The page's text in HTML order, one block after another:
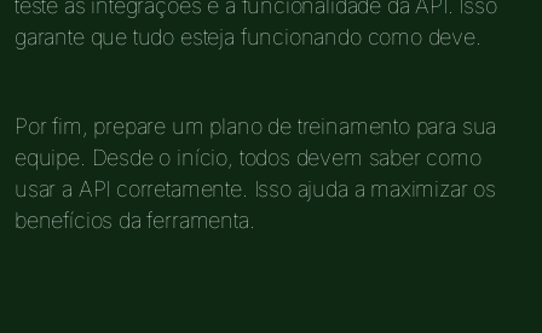
teste as integrações e a funcionalidade da API. Isso
garante que tudo esteja funcionando como deve.
Por fim, prepare um plano de treinamento para sua
equipe. Desde o início, todos devem saber como
usar a API corretamente. Isso ajuda a maximizar os
benefícios da ferramenta.